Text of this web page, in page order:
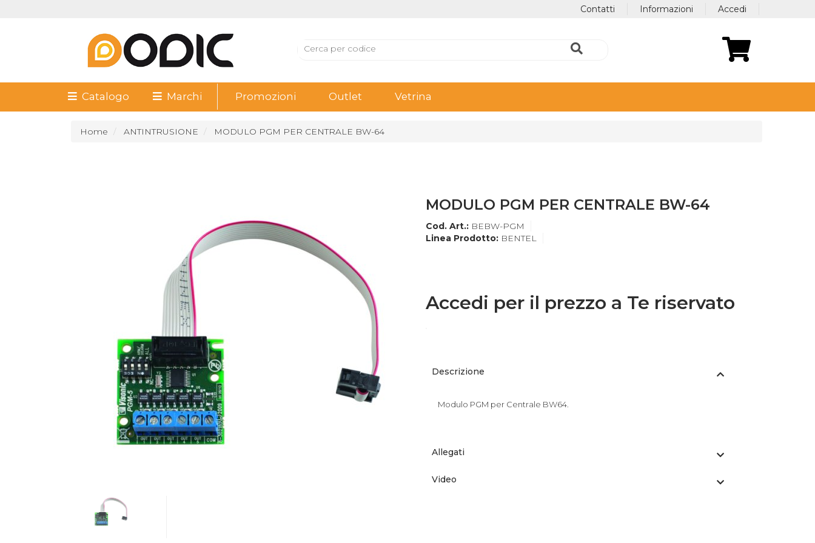
Accedi
Informazioni
Contatti
Catalogo Marchi Promozioni Outlet Vetrina
Home ANTINTRUSIONE MODULO PGM PER CENTRALE BW-64
MODULO PGM PER CENTRALE BW-64
Cod. Art.: BEBW-PGM
Linea Prodotto: BENTEL
Accedi per il prezzo a Te riservato
Descrizione
Modulo PGM per Centrale BW64.
Allegati
Video